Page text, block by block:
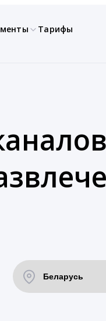
Тарифы